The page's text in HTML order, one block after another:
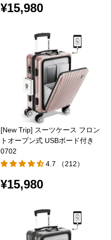
¥15,980
[New Trip] スーツケース フロン
トオープン式 USBボード付き
0702
4.7 （212）
¥15,980